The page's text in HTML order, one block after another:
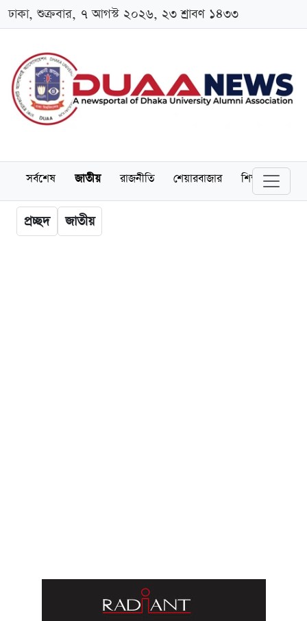
ঢাকা, শুক্রবার, ৭ আগস্ট ২০২৬, ২৩ শ্রাবণ ১৪৩৩
সর্বশেষ জাতীয় রাজনীতি শেয়ারবাজার শিক্ষা
প্রচ্ছদ জাতীয়